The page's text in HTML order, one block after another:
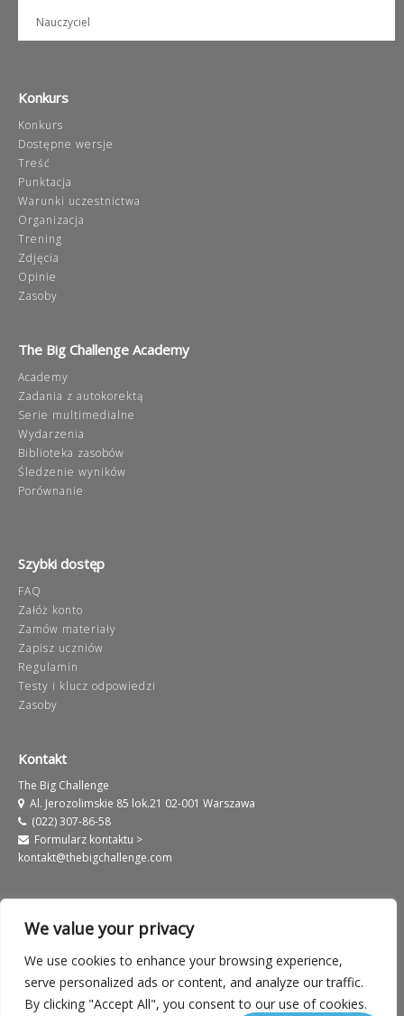
We value your privacy
We use cookies to enhance your browsing experience,
serve personalized ads or content, and analyze our traffic.
By clicking "Accept All", you consent to our use of cookies.
Nauczyciel
Konkurs
Konkurs
Dostępne wersje
Treść
Punktacja
Warunki uczestnictwa
Organizacja
Trening
Zdjęcia
Opinie
Zasoby
The Big Challenge Academy
Academy
Zadania z autokorektą
Serie multimedialne
Wydarzenia
Biblioteka zasobów
Śledzenie wyników
Porównanie
Szybki dostęp
FAQ
Załóż konto
Zamów materiały
Zapisz uczniów
Regulamin
Testy i klucz odpowiedzi
Zasoby
Kontakt
The Big Challenge
Al. Jerozolimskie 85 lok.21 02-001 Warszawa
(022) 307-86-58
Formularz kontaktu >
kontakt@thebigchallenge.com
Warunki użytkowania serwisu
Polityka prywatności European Label